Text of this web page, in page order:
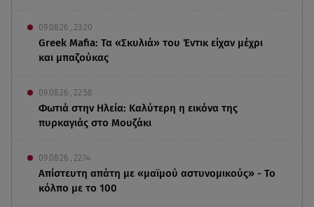
09.08.26 , 23:20
Greek Mafia: Τα «Σκυλιά» του Έντικ είχαν μέχρι
και μπαζούκας
09.08.26 , 22:58
Φωτιά στην Ηλεία: Καλύτερη η εικόνα της
πυρκαγιάς στο Μουζάκι
09.08.26 , 22:14
Απίστευτη απάτη με «μαϊμού αστυνομικούς» - Το
κόλπο με το 100